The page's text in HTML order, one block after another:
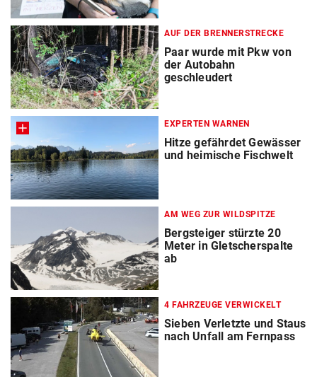
AUF DER BRENNERSTRECKE
Paar wurde mit Pkw von
der Autobahn
geschleudert
EXPERTEN WARNEN
Hitze gefährdet Gewässer
und heimische Fischwelt
AM WEG ZUR WILDSPITZE
Bergsteiger stürzte 20
Meter in Gletscherspalte
ab
4 FAHRZEUGE VERWICKELT
Sieben Verletzte und Staus
nach Unfall am Fernpass